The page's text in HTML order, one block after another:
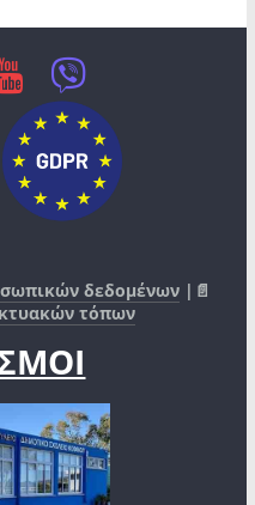
δεδομένων |📄
τόπων